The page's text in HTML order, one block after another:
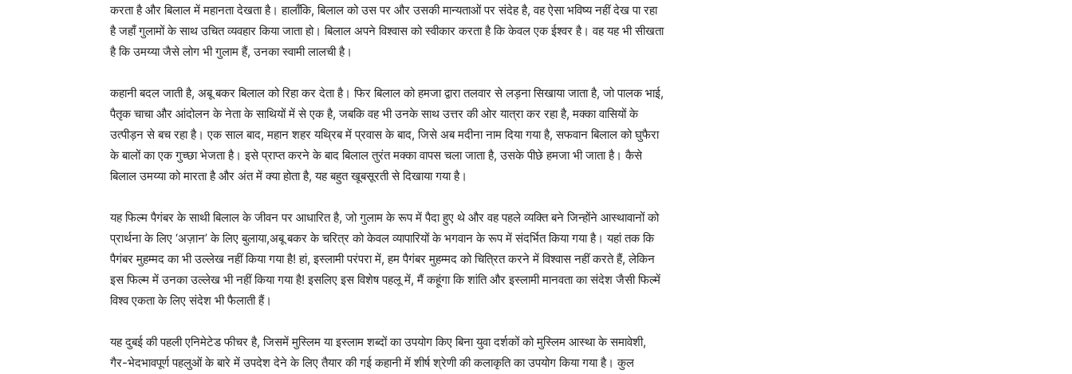
करता है और बिलाल में महानता देखता है। हालाँकि, बिलाल को उस पर और उसकी मान्यताओं पर संदेह है, वह ऐसा भविष्य नहीं देख पा रहा
है जहाँ गुलामों के साथ उचित व्यवहार किया जाता हो। बिलाल अपने विश्वास को स्वीकार करता है कि केवल एक ईश्वर है। वह यह भी सीखता
है कि उमय्या जैसे लोग भी गुलाम हैं, उनका स्वामी लालची है।
कहानी बदल जाती है, अबू बकर बिलाल को रिहा कर देता है। फिर बिलाल को हमजा द्वारा तलवार से लड़ना सिखाया जाता है, जो पालक भाई,
पैतृक चाचा और आंदोलन के नेता के साथियों में से एक है, जबकि वह भी उनके साथ उत्तर की ओर यात्रा कर रहा है, मक्का वासियों के
उत्पीड़न से बच रहा है। एक साल बाद, महान शहर यथ्रिब में प्रवास के बाद, जिसे अब मदीना नाम दिया गया है, सफवान बिलाल को घुफैरा
के बालों का एक गुच्छा भेजता है। इसे प्राप्त करने के बाद बिलाल तुरंत मक्का वापस चला जाता है, उसके पीछे हमजा भी जाता है। कैसे
बिलाल उमय्या को मारता है और अंत में क्या होता है, यह बहुत खूबसूरती से दिखाया गया है।
यह फिल्म पैगंबर के साथी बिलाल के जीवन पर आधारित है, जो गुलाम के रूप में पैदा हुए थे और वह पहले व्यक्ति बने जिन्होंने आस्थावानों को
प्रार्थना के लिए ‘अज़ान’ के लिए बुलाया,अबू बकर के चरित्र को केवल व्यापारियों के भगवान के रूप में संदर्भित किया गया है। यहां तक कि
पैगंबर मुहम्मद का भी उल्लेख नहीं किया गया है! हां, इस्लामी परंपरा में, हम पैगंबर मुहम्मद को चित्रित करने में विश्वास नहीं करते हैं, लेकिन
इस फिल्म में उनका उल्लेख भी नहीं किया गया है! इसलिए इस विशेष पहलू में, मैं कहूंगा कि शांति और इस्लामी मानवता का संदेश जैसी फिल्में
विश्व एकता के लिए संदेश भी फैलाती हैं।
यह दुबई की पहली एनिमेटेड फीचर है, जिसमें मुस्लिम या इस्लाम शब्दों का उपयोग किए बिना युवा दर्शकों को मुस्लिम आस्था के समावेशी,
गैर-भेदभावपूर्ण पहलुओं के बारे में उपदेश देने के लिए तैयार की गई कहानी में शीर्ष श्रेणी की कलाकृति का उपयोग किया गया है। कुल